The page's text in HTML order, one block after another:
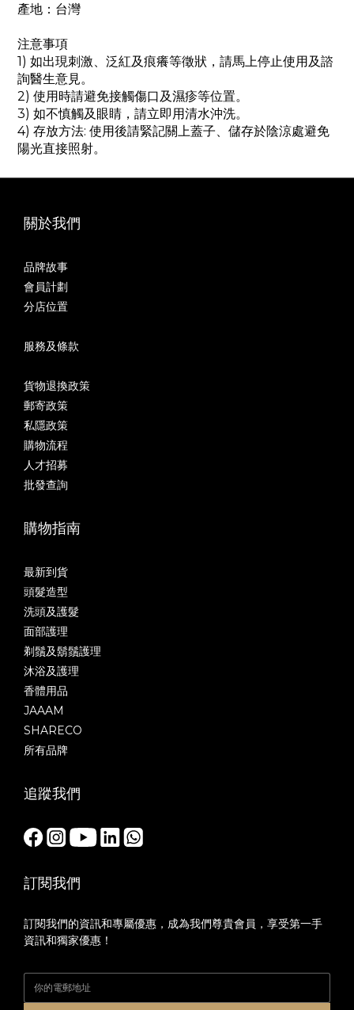
產地：台灣
注意事項
1) 如出現刺激、泛紅及痕癢等徵狀，請馬上停止使用及諮
詢醫生意見。
2) 使用時請避免接觸傷口及濕疹等位置。
3) 如不慎觸及眼睛，請立即用清水沖洗。
4) 存放方法: 使用後請緊記關上蓋子、儲存於陰涼處避免
陽光直接照射。
關於我們
品牌故事
會員計劃
分店位置
服務及條款
貨物退換政策
郵寄政策
私隱政策
購物流程
人才招募
批發查詢
購物指南
最新到貨
頭髮造型
洗頭及護髮
面部護理
剃鬚及鬍鬚護理
沐浴及護理
香體用品
JAAAM
SHARECO
所有品牌
追蹤我們
訂閱我們
訂閱我們的資訊和專屬優惠，成為我們尊貴會員，享受第一手
資訊和獨家優惠！